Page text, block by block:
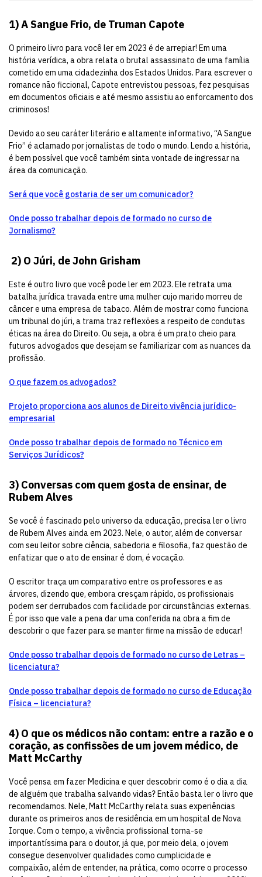
1)A Sangue Frio, de Truman Capote
O primeiro livro para você ler em 2023 é de arrepiar! Em uma
história verídica, a obra relata o brutal assassinato de uma família
cometido em uma cidadezinha dos Estados Unidos. Para escrever o
romance não ficcional, Capote entrevistou pessoas, fez pesquisas
em documentos oficiais e até mesmo assistiu ao enforcamento dos
criminosos!
Devido ao seu caráter literário e altamente informativo, “A Sangue
Frio” é aclamado por jornalistas de todo o mundo. Lendo a história,
é bem possível que você também sinta vontade de ingressar na
área da comunicação.
Será que você gostaria de ser um comunicador?
Onde posso trabalhar depois de formado no curso de
Jornalismo?
2) O Júri, de John Grisham
Este é outro livro que você pode ler em 2023. Ele retrata uma
batalha jurídica travada entre uma mulher cujo marido morreu de
câncer e uma empresa de tabaco. Além de mostrar como funciona
um tribunal do júri, a trama traz reflexões a respeito de condutas
éticas na área do Direito. Ou seja, a obra é um prato cheio para
futuros advogados que desejam se familiarizar com as nuances da
profissão.
O que fazem os advogados?
Projeto proporciona aos alunos de Direito vivência jurídico-
empresarial
Onde posso trabalhar depois de formado no Técnico em
Serviços Jurídicos?
3) Conversas com quem gosta de ensinar, de
Rubem Alves
Se você é fascinado pelo universo da educação, precisa ler o livro
de Rubem Alves ainda em 2023. Nele, o autor, além de conversar
com seu leitor sobre ciência, sabedoria e filosofia, faz questão de
enfatizar que o ato de ensinar é dom, é vocação.
O escritor traça um comparativo entre os professores e as
árvores, dizendo que, embora cresçam rápido, os profissionais
podem ser derrubados com facilidade por circunstâncias externas.
É por isso que vale a pena dar uma conferida na obra a fim de
descobrir o que fazer para se manter firme na missão de educar!
Onde posso trabalhar depois de formado no curso de Letras –
licenciatura?
Onde posso trabalhar depois de formado no curso de Educação
Física – licenciatura?
4) O que os médicos não contam: entre a razão e o
coração, as confissões de um jovem médico, de
Matt McCarthy
Você pensa em fazer Medicina e quer descobrir como é o dia a dia
de alguém que trabalha salvando vidas? Então basta ler o livro que
recomendamos. Nele, Matt McCarthy relata suas experiências
durante os primeiros anos de residência em um hospital de Nova
Iorque. Com o tempo, a vivência profissional torna-se
importantíssima para o doutor, já que, por meio dela, o jovem
consegue desenvolver qualidades como cumplicidade e
compaixão, além de entender, na prática, como ocorre o processo